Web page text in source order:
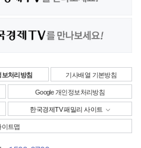
보처리방침 기사배열 기본방침
Google 개인정보처리방침
한국경제TV 패밀리 사이트
이트맵